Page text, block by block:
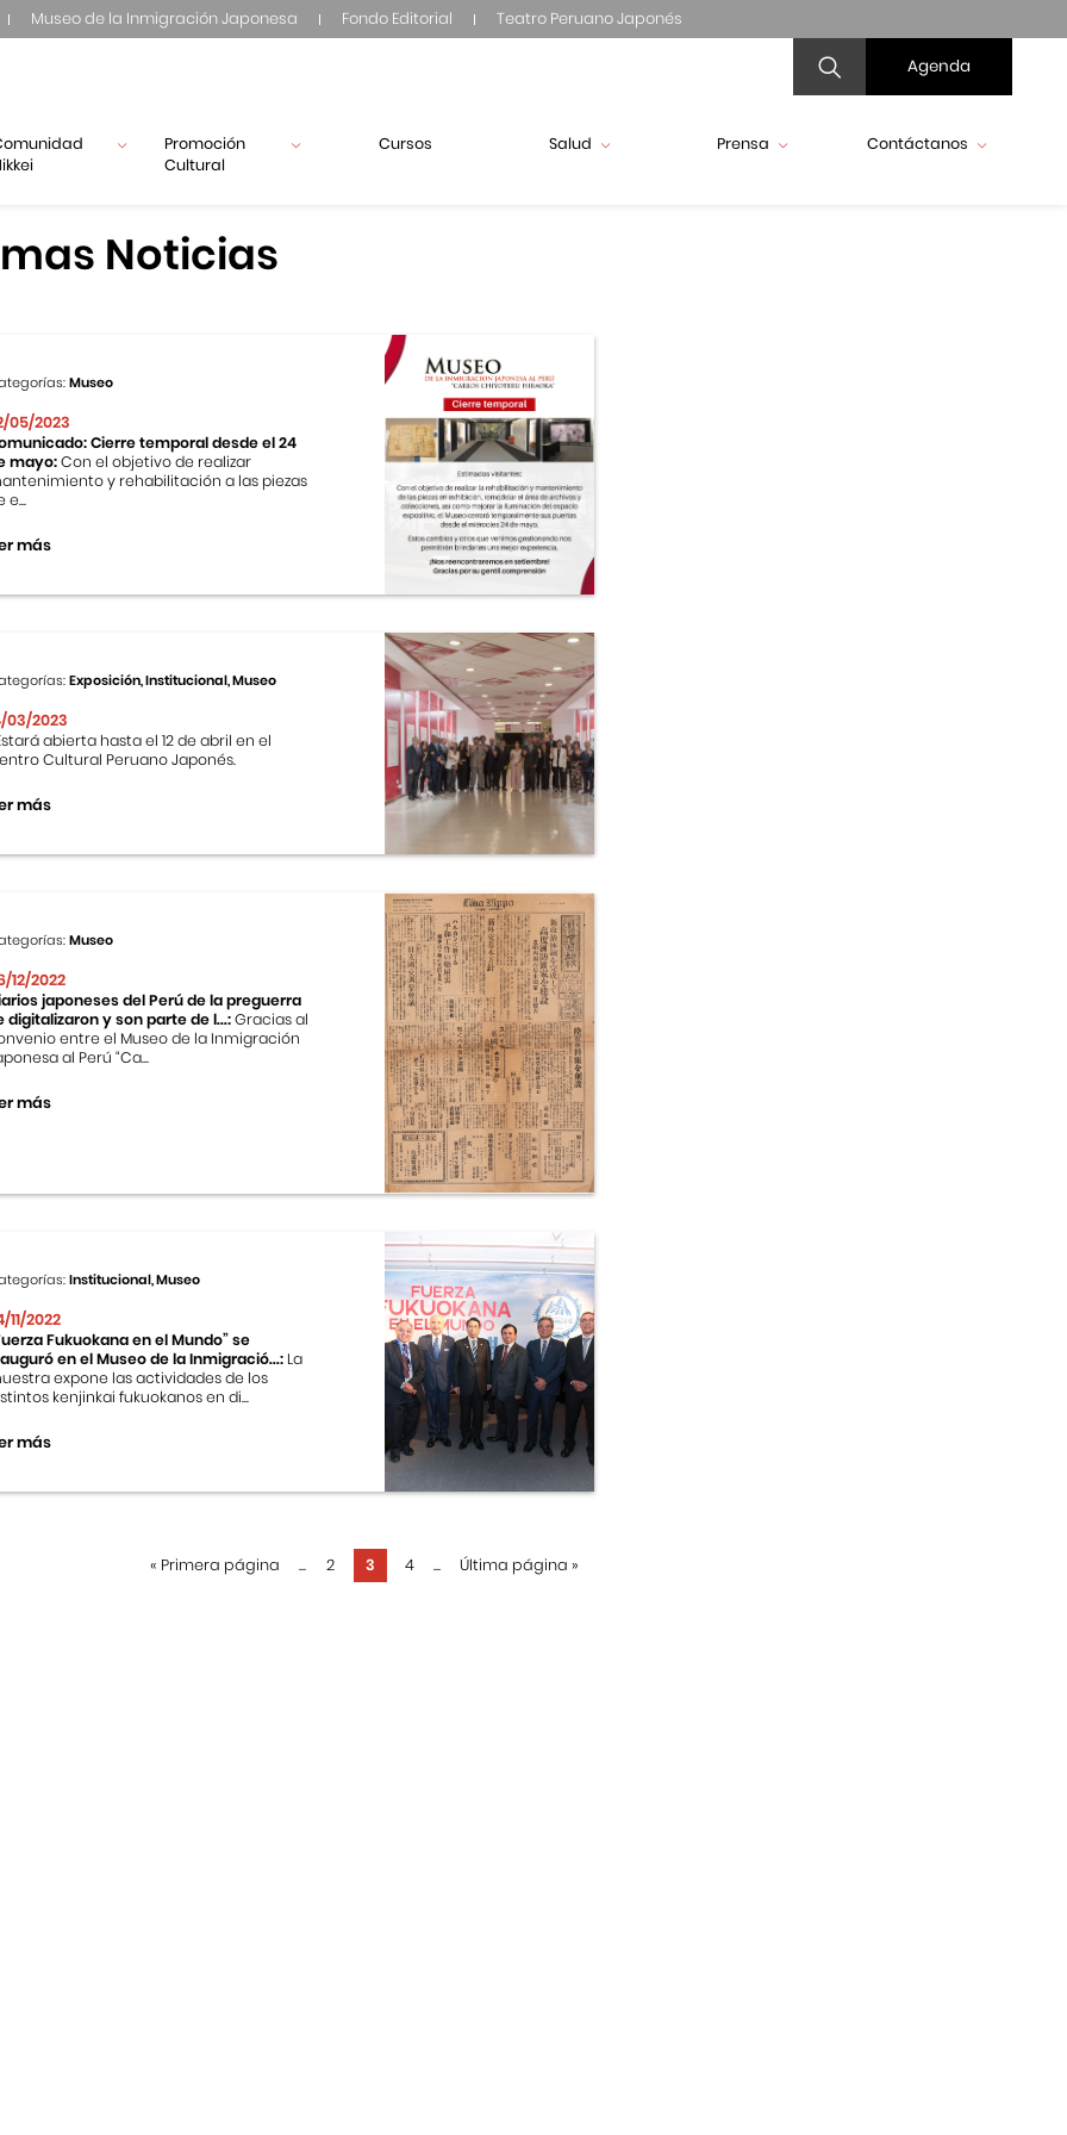
Museo de la Inmigración Japonesa Fondo Editorial Teatro Peruano Japonés
Agenda
Promoción
Cultural
Cursos Salud Prensa Contáctanos
Noticias
Museo
05/2023
Cierre temporal desde el 24
mayo:Con el objetivo de realizar
y rehabilitación a las piezas
e...
más
Exposición, Institucional, Museo
03/2023
abierta hasta el 12 de abril en el
Cultural Peruano Japonés.
más
Museo
12/2022
japoneses del Perú de la preguerra
digitalizaron y son parte de l...:Gracias al
entre el Museo de la Inmigración
al Perú “Ca...
más
Institucional, Museo
11/2022
Fukuokana en el Mundo” se
en el Museo de la Inmigració...: La
expone las actividades de los
kenjinkai fukuokanos en di...
más
« Primera página ... 2 3 4 ... Última página »